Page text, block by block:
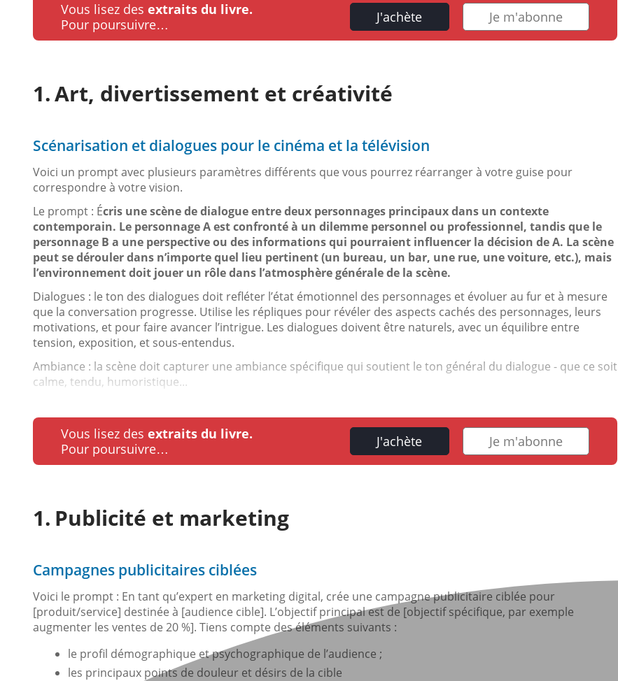
Vous lisez des extraits du livre.
Pour poursuivre…
J'achète Je m'abonne
Art, divertissement et créativité
Scénarisation et dialogues pour le cinéma et la télévision
Voici un prompt avec plusieurs paramètres différents que vous pourrez réarranger à votre guise pour
correspondre à votre vision.
Le prompt : Écris une scène de dialogue entre deux personnages principaux dans un contexte
contemporain. Le personnage A est confronté à un dilemme personnel ou professionnel, tandis que le
personnage B a une perspective ou des informations qui pourraient influencer la décision de A. La scène
peut se dérouler dans n’importe quel lieu pertinent (un bureau, un bar, une rue, une voiture, etc.), mais
l’environnement doit jouer un rôle dans l’atmosphère générale de la scène.
Dialogues : le ton des dialogues doit refléter l’état émotionnel des personnages et évoluer au fur et à mesure
que la conversation progresse. Utilise les répliques pour révéler des aspects cachés des personnages, leurs
motivations, et pour faire avancer l’intrigue. Les dialogues doivent être naturels, avec un équilibre entre
tension, exposition, et sous-entendus.
Ambiance : la scène doit capturer une ambiance spécifique qui soutient le ton général du dialogue - que ce soit
calme, tendu, humoristique...
Vous lisez des extraits du livre.
Pour poursuivre…
J'achète Je m'abonne
Publicité et marketing
Campagnes publicitaires ciblées
Voici le prompt : En tant qu’expert en marketing digital, crée une campagne publicitaire ciblée pour
[produit/service] destinée à [audience cible]. L’objectif principal est de [objectif spécifique, par exemple
augmenter les ventes de 20 %]. Tiens compte des éléments suivants :
le profil démographique et psychographique de l’audience ;
les principaux points de douleur et désirs de la cible